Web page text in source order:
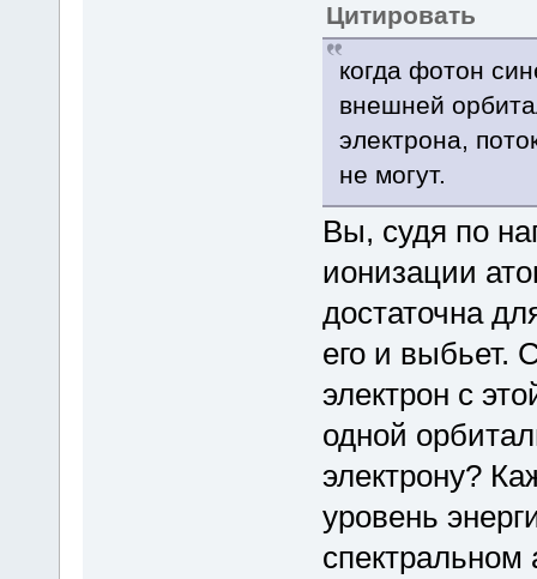
Цитировать
когда фотон
внешней
электрона,
не могут.
Вы, судя по
ионизации
достаточна
его и выбьет.
электрон с
одной
электрону?
уровень